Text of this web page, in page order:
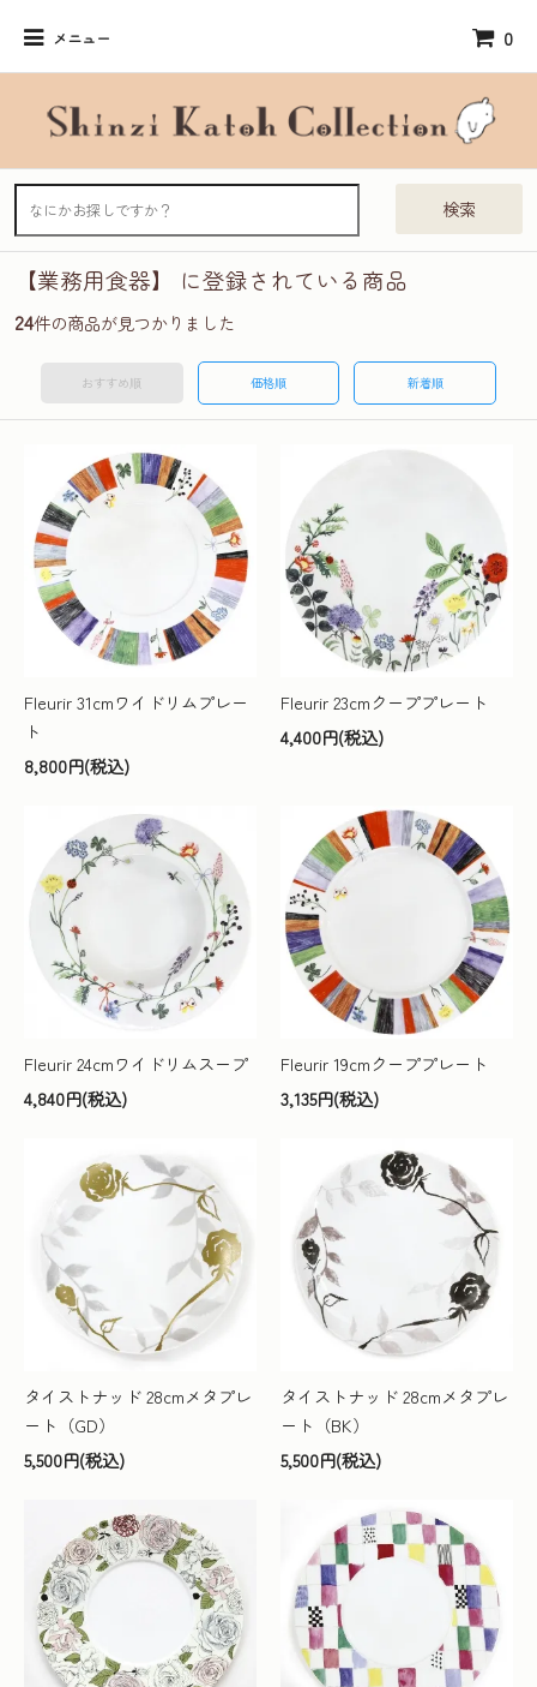
メニュー 0
検索
【業務用食器】 に登録されている商品
24件の商品が見つかりました
おすすめ順 価格順 新着順
Fleurir 31cmワイドリムプレー
ト
8,800円(税込)
Fleurir 23cmクーププレート
4,400円(税込)
Fleurir 24cmワイドリムスープ
4,840円(税込)
Fleurir 19cmクーププレート
3,135円(税込)
タイストナッド 28cmメタプレ
ート（GD）
5,500円(税込)
タイストナッド 28cmメタプレ
ート（BK）
5,500円(税込)